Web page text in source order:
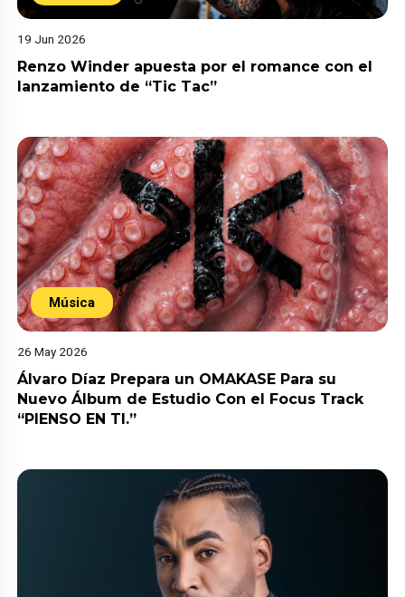
19 Jun 2026
Renzo Winder apuesta por el romance con el
lanzamiento de “Tic Tac”
Música
26 May 2026
Álvaro Díaz Prepara un OMAKASE Para su
Nuevo Álbum de Estudio Con el Focus Track
“PIENSO EN TI.”